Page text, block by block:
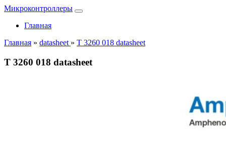
Микроконтроллеры
Главная
Главная » datasheet » T 3260 018 datasheet
T 3260 018 datasheet